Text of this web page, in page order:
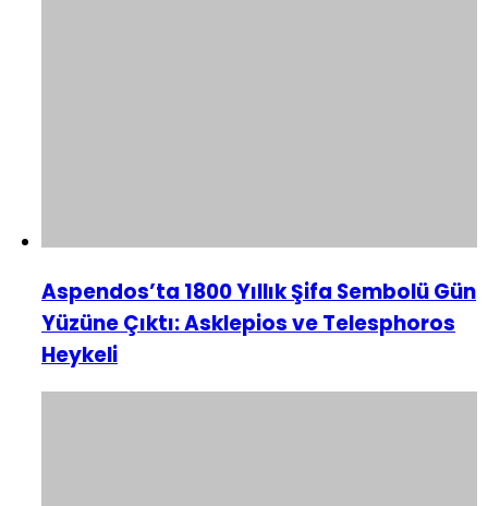
Aspendos’ta 1800 Yıllık Şifa Sembolü Gün
Yüzüne Çıktı: Asklepios ve Telesphoros
Heykeli